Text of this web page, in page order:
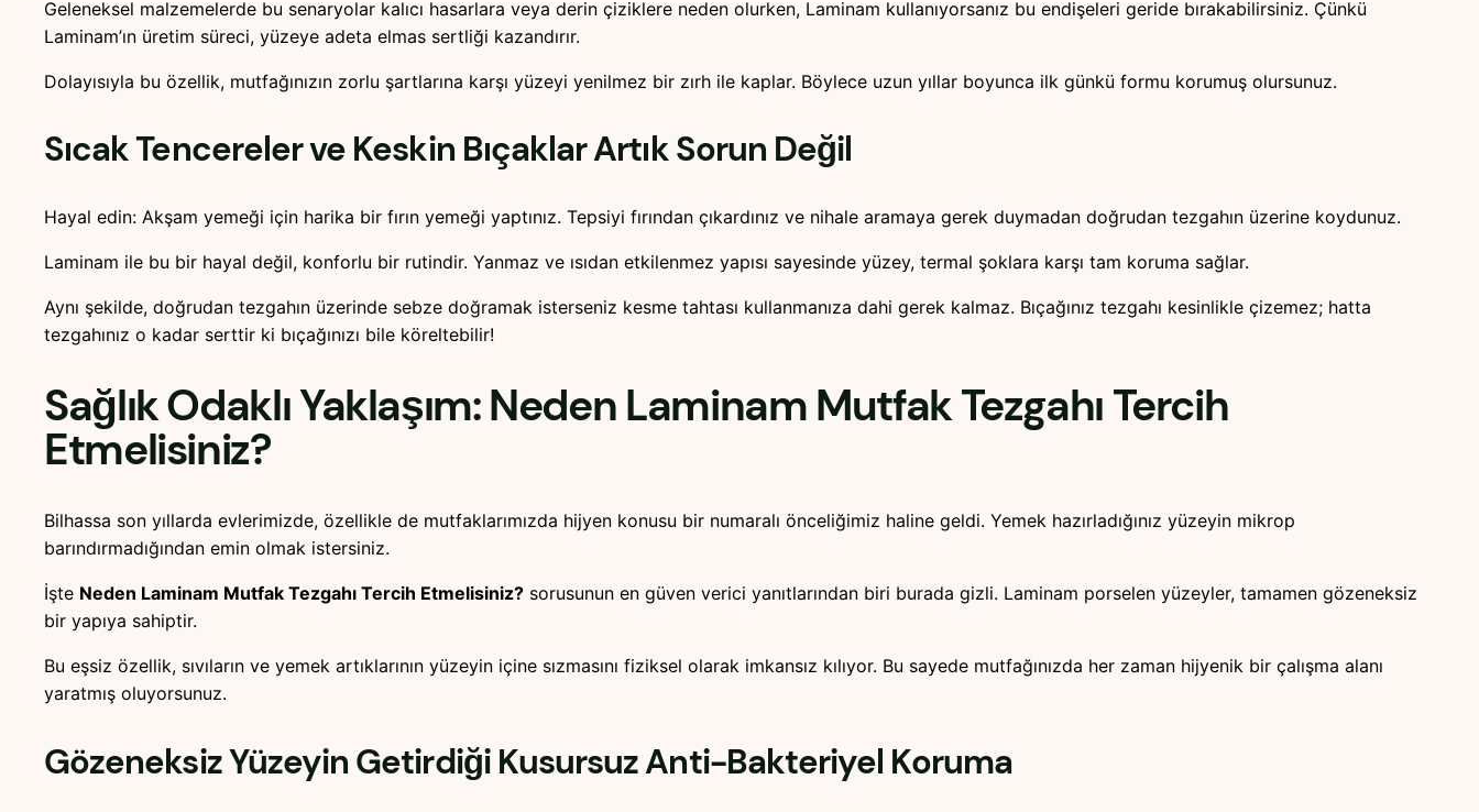
Geleneksel malzemelerde bu senaryolar kalıcı hasarlara veya derin çiziklere neden olurken, Laminam kullanıyorsanız bu endişeleri geride bırakabilirsiniz. Çünkü
Laminam’ın üretim süreci, yüzeye adeta elmas sertliği kazandırır.
Dolayısıyla bu özellik, mutfağınızın zorlu şartlarına karşı yüzeyi yenilmez bir zırh ile kaplar. Böylece uzun yıllar boyunca ilk günkü formu korumuş olursunuz.
Sıcak Tencereler ve Keskin Bıçaklar Artık Sorun Değil
Hayal edin: Akşam yemeği için harika bir fırın yemeği yaptınız. Tepsiyi fırından çıkardınız ve nihale aramaya gerek duymadan doğrudan tezgahın üzerine koydunuz.
Laminam ile bu bir hayal değil, konforlu bir rutindir. Yanmaz ve ısıdan etkilenmez yapısı sayesinde yüzey, termal şoklara karşı tam koruma sağlar.
Aynı şekilde, doğrudan tezgahın üzerinde sebze doğramak isterseniz kesme tahtası kullanmanıza dahi gerek kalmaz. Bıçağınız tezgahı kesinlikle çizemez; hatta
tezgahınız o kadar serttir ki bıçağınızı bile köreltebilir!
Sağlık Odaklı Yaklaşım: Neden Laminam Mutfak Tezgahı Tercih
Etmelisiniz?
Bilhassa son yıllarda evlerimizde, özellikle de mutfaklarımızda hijyen konusu bir numaralı önceliğimiz haline geldi. Yemek hazırladığınız yüzeyin mikrop
barındırmadığından emin olmak istersiniz.
İşte Neden Laminam Mutfak Tezgahı Tercih Etmelisiniz? sorusunun en güven verici yanıtlarından biri burada gizli. Laminam porselen yüzeyler, tamamen gözeneksiz
bir yapıya sahiptir.
Bu eşsiz özellik, sıvıların ve yemek artıklarının yüzeyin içine sızmasını fiziksel olarak imkansız kılıyor. Bu sayede mutfağınızda her zaman hijyenik bir çalışma alanı
yaratmış oluyorsunuz.
Gözeneksiz Yüzeyin Getirdiği Kusursuz Anti-Bakteriyel Koruma